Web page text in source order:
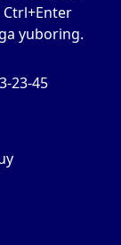
yuboring.
23-45